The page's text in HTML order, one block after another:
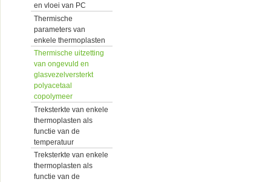
en vloei van PC
Thermische
parameters van
enkele thermoplasten
Thermische uitzetting
van ongevuld en
glasvezelversterkt
polyacetaal
copolymeer
Treksterkte van enkele
thermoplasten als
functie van de
temperatuur
Treksterkte van enkele
thermoplasten als
functie van de